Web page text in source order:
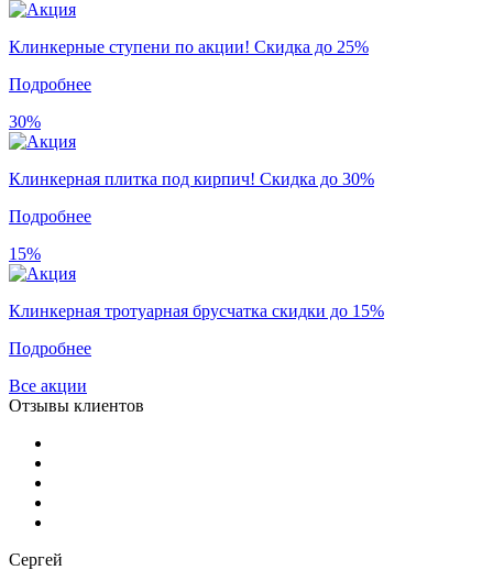
Клинкерные ступени по акции! Скидка до 25%
Подробнее
30%
Клинкерная плитка под кирпич! Скидка до 30%
Подробнее
15%
Клинкерная тротуарная брусчатка скидки до 15%
Подробнее
Все акции
Отзывы клиентов
Сергей